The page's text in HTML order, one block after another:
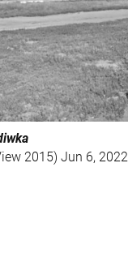
2015) Jun 6, 2022